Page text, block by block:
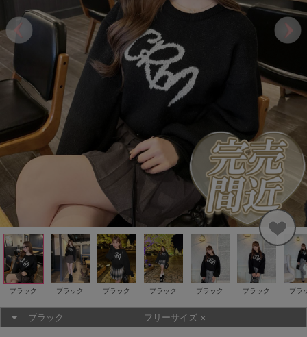
ブラック ブラック ブラック ブラック ブラック ブラック ブラ
ブラック フリーサイズ ×